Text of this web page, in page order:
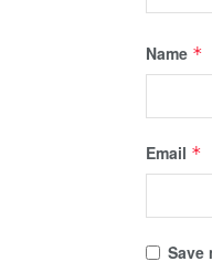
Name *
Email *
Save